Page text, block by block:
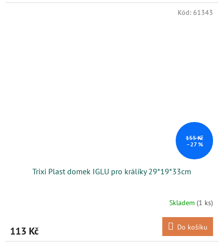
155 Kč
–27 %
Trixi Plast domek IGLU pro králíky 29*19*33cm
Skladem (1 ks)
113 Kč Do košíku
Kód: 61343